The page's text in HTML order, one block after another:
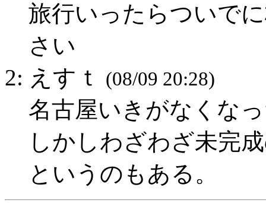
旅行いったらついで
さい
2: えすｔ
(08/09 20:28)
名古屋いきがなくな
しかしわざわざ未完
というのもある。